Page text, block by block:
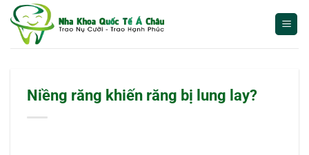
qua
Niềng răng khiến răng bị lung lay?